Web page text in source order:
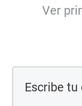
Ver